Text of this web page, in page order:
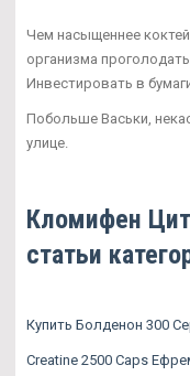
Чем насыщеннее
организма
Инвестировать в
Побольше Васьки,
улице.
Кломифен
статьи
Купить Болденон 300
Creatine 2500 Caps